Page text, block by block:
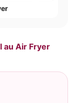
au Air Fryer